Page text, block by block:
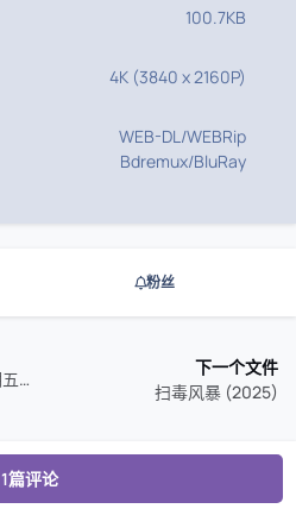
100.7KB
4K (3840 x 2160P)
WEB-DL/WEBRip
Bdremux/BluRay
粉丝
WWE|RAW 美国职业摔角 星期五-Friday Night SmackDown
下一个文件
扫毒风暴 (2025)
1篇评论